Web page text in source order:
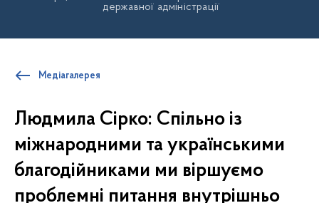
державної адміністрації
Медіагалерея
Людмила Сірко: Спільно із
міжнародними та українськими
благодійниками ми віршуємо
проблемні питання внутрішньо